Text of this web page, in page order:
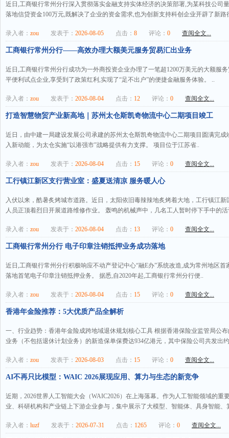
近日,工商银行常州分行深入贯彻落实金融支持实体经济的决策部署,为某科技公司
落地信贷资金100万元,既解决了企业的资金需求,也为创新支持科创企业开辟了新路
录入者： zou 发表于： 2026-08-05 点击： 8 评论： 0 查阅全文...
工商银行常州分行——高效办理大额美元服务贸易汇出业务
近日,工商银行常州分行成功为一外商投资企业办理了一笔超1200万美元的大额服
平便利试点企业,享受到了政策红利,实现了“足不出户”的便捷金融服务体验。 ..
录入者： zou 发表于： 2026-08-04 点击： 12 评论： 0 查阅全文...
打造智慧物贸产业新高地｜苏州太仓斯凯奇物流中心二期项目竣工
近日，由中建一局建设发展公司承建的苏州太仓斯凯奇物流中心二期项目圆满完
入新动能，为太仓实施“以港强市”战略提供有力支撑。 项目位于江苏省..
录入者： zou 发表于： 2026-08-04 点击： 15 评论： 0 查阅全文...
工行镇江新区支行营业室：盛夏送清凉 服务暖人心
入伏以来，酷暑炙烤城市道路。近日，太阳依旧毒辣辣地炙烤着大地，工行镇江
人员正顶着烈日开展道路维修作业。 轰鸣的机械声中，几名工人暂时停下手中的
录入者： zou 发表于： 2026-08-04 点击： 13 评论： 0 查阅全文...
工商银行常州分行 电子印章注销抵押业务成功落地
近日,工商银行常州分行积极响应不动产登记中心“融E办”系统改造,成为常州地区
落地首笔电子印章注销抵押业务。 据悉,自2020年起,工商银行常州分行便..
录入者： zou 发表于： 2026-08-04 点击： 15 评论： 0 查阅全文...
香港年金险推荐：5大优质产品全解析
一、行业趋势：香港年金险成跨地域退休规划核心工具 根据香港保险业监管局公
业务（不包括退休计划业务）的新造保单保费达934亿港元，其中保险公司共发出
录入者： zou 发表于： 2026-08-03 点击： 15 评论： 0 查阅全文...
AI不再只比模型：WAIC 2026展现应用、算力与生态的新竞争
近期，2026世界人工智能大会（WAIC2026）在上海落幕。作为人工智能领域的重
业、科研机构和产业链上下游企业参与，集中展示了大模型、智能体、具身智能、
录入者： luzf 发表于： 2026-07-31 点击： 1265 评论： 0 查阅全文...